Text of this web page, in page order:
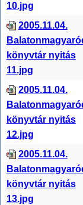
10.jpg
2005.11.04.
könyvtár nyitás
11.jpg
2005.11.04.
könyvtár nyitás
12.jpg
2005.11.04.
könyvtár nyitás
13.jpg